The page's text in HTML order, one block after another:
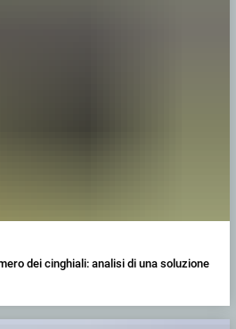
dei cinghiali: analisi di una soluzione